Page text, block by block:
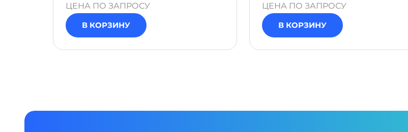
ЦЕНА ПО ЗАПРОСУ
В КОРЗИНУ
ЦЕНА ПО ЗАПРОСУ
В КОРЗИНУ